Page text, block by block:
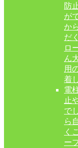
防
が
か
だ
ロ
ん
用
着
電
止
で
ら
く
ー